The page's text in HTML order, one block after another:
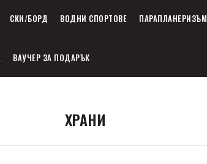
СКИ/БОРД ВОДНИ СПОРТОВЕ ПАРАПЛАНЕРИЗЪМ
ВАУЧЕР ЗА ПОДАРЪК
ХРАНИ